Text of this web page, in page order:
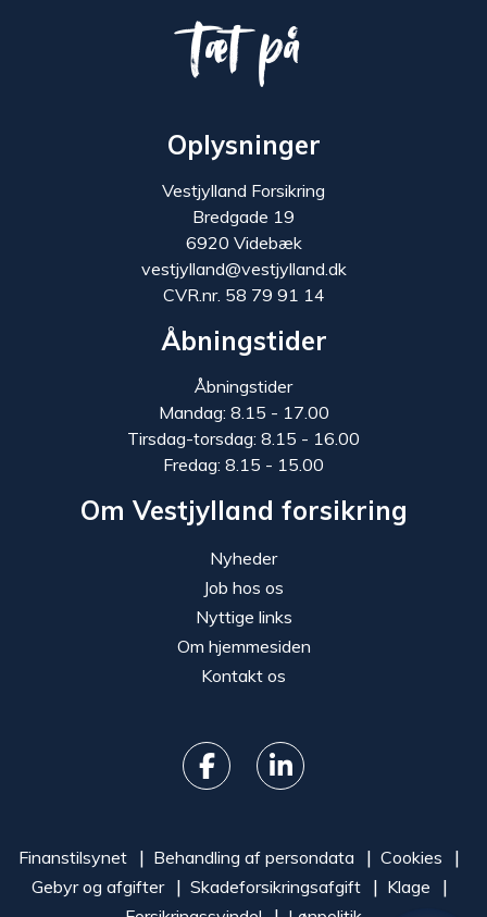
Tæt på
Oplysninger
Vestjylland Forsikring
Bredgade 19
6920 Videbæk
vestjylland@vestjylland.dk
CVR.nr. 58 79 91 14
Åbningstider
Åbningstider
Mandag: 8.15 - 17.00
Tirsdag-torsdag: 8.15 - 16.00
Fredag: 8.15 - 15.00
Om Vestjylland forsikring
Nyheder
Job hos os
Nyttige links
Om hjemmesiden
Kontakt os
Finanstilsynet Behandling af persondata
Cookies
Gebyr og afgifter
Skadeforsikringsafgift
Klage